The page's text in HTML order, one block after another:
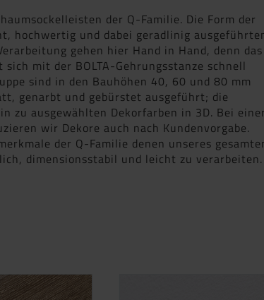
der Q-Familie. Die Form der
hochwertig und dabei geradlinig
gehen hier Hand in Hand, denn das
mit der BOLTA-Gehrungsstanze schnell
sind in den Bauhöhen 40, 60 und 80 mm
genarbt und gebürstet ausgeführt; die
zu ausgewählten Dekorfarben in 3D. Bei
wir Dekore auch nach Kundenvorgabe.
der Q-Familie denen unseres
dimensionsstabil und leicht zu verarbeiten.